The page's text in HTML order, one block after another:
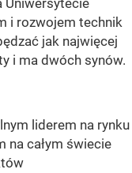
Uniwersytecie
i rozwojem technik
jak najwięcej
i ma dwóch synów.
liderem na rynku
na całym świecie